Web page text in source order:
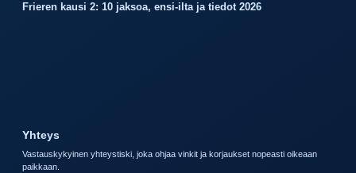
Frieren kausi 2: 10 jaksoa, ensi-ilta ja tiedot 2026
Yhteys
Vastauskykyinen yhteystiski, joka ohjaa vinkit ja korjaukset nopeasti oikeaan
paikkaan.